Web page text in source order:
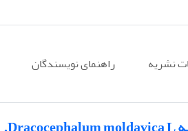
نشریه راهنمای نویسندگان